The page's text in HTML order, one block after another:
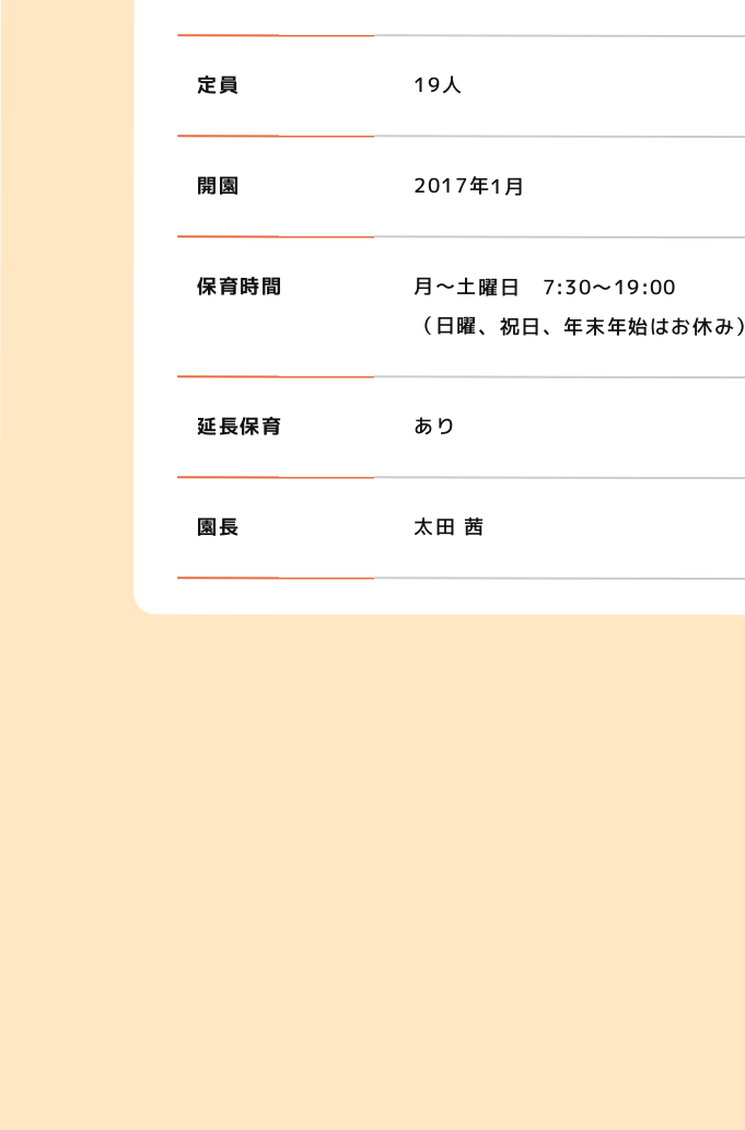
定員 19人
開園 2017年1月
保育時間 月〜土曜日 7:30〜19:00
（日曜、祝日、年末年始はお休み）
延長保育 あり
園長 太田 茜